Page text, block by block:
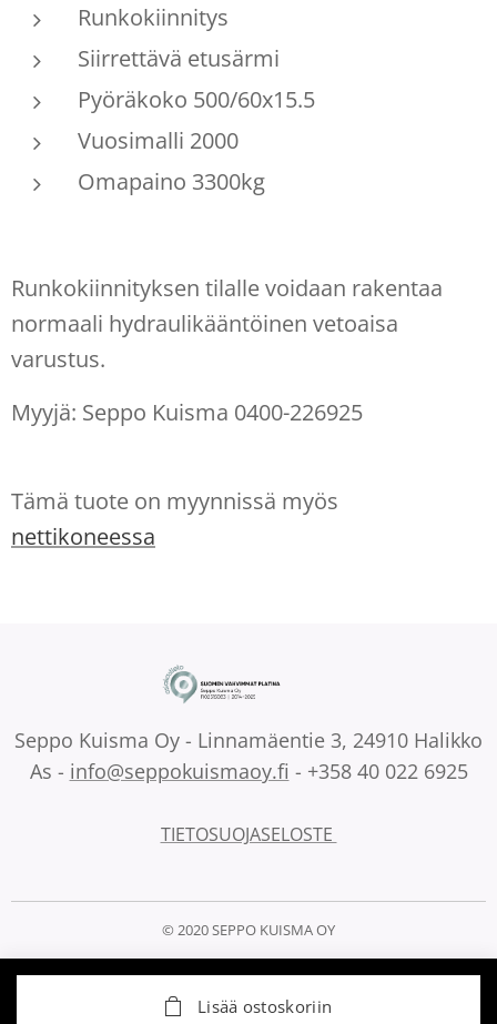
Lisää ostoskoriin
Runkokiinnitys
Siirrettävä etusärmi
Pyöräkoko 500/60x15.5
Vuosimalli 2000
Omapaino 3300kg
Runkokiinnityksen tilalle voidaan rakentaa
normaali hydraulikääntöinen vetoaisa
varustus.
Myyjä: Seppo Kuisma 0400-226925
Tämä tuote on myynnissä myös
nettikoneessa
Seppo Kuisma Oy - Linnamäentie 3, 24910 Halikko
As - info@seppokuismaoy.fi - +358 40 022 6925
TIETOSUOJASELOSTE
© 2020 SEPPO KUISMA OY